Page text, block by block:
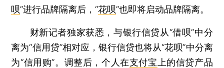
呗”进行品牌隔离后，“花呗”也即将启动品牌隔离。
财新记者独家获悉，与银行信贷从“借呗”中分
离为“信用贷”相对应，银行信贷也将从“花呗”中分离
为“信用购”。调整后，个人在支付宝 上的信贷产品